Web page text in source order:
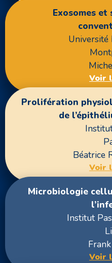
Exosomes
Voir
Prolifération
de
Béatrice
Voir
Microbiologie
Institut
Voir